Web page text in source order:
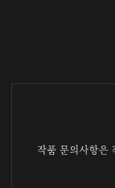
작품 문의사항은